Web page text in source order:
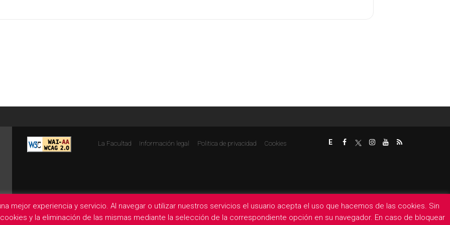
La Facultad Información legal Politica de privacidad Cookies E
mejor experiencia y servicio. Al navegar o utilizar nuestros servicios el usuario acepta el uso que hacemos de las cookies. Sin
y la eliminación de las mismas mediante la selección de la correspondiente opción en su navegador. En caso de bloquear